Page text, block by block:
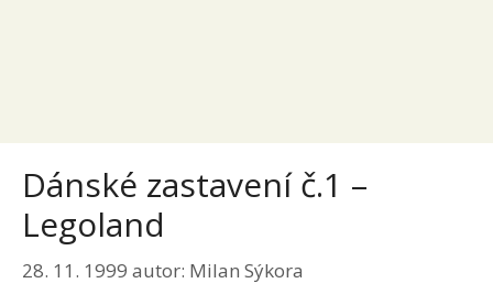
Dánské zastavení č.1 –
Legoland
28. 11. 1999 autor: Milan Sýkora